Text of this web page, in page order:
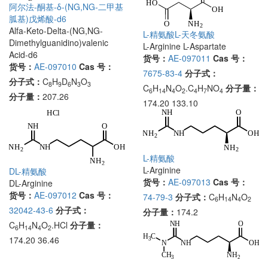
阿尔法-酮基-δ-(NG,NG-二甲基
胍基)戊烯酸-d6
Alfa-Keto-Delta-(NG,NG-
Dimethylguanidino)valenic
Acid-d6
货号： AE-097010 Cas 号：
分子式： C8H9D6N3O3
分子量： 207.26
L-精氨酸L-天冬氨酸
L-Arginine L-Aspartate
货号： AE-097011 Cas 号：
7675-83-4 分子式：
C6H14N4O2.C4H7NO4 分子量：
174.20 133.10
DL-精氨酸
DL-Arginine
货号： AE-097012 Cas 号：
32042-43-6 分子式：
C6H14N4O2.HCl 分子量：
174.20 36.46
L-精氨酸
L-Arginine
货号： AE-097013 Cas 号：
74-79-3 分子式： C6H14N4O2
分子量： 174.2